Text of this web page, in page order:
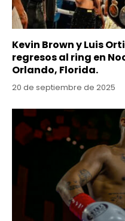
Kevin Brown y Luis
regresos al ring en
Orlando, Florida.
20 de septiembre de 2025